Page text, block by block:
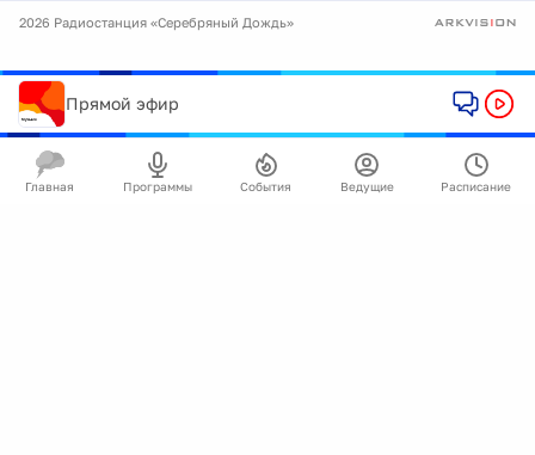
2026 Радиостанция «Серебряный Дождь»
Прямой эфир
Главная Программы События Ведущие Расписание